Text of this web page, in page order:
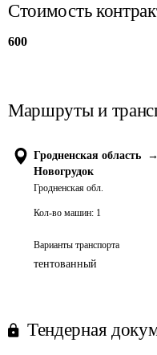
Стоимость
600
Маршруты и
Гродненская область
→
Новогрудок
Гродненская обл.
Кол-во машин: 1
Варианты транспорта
тентованный
Тендерная